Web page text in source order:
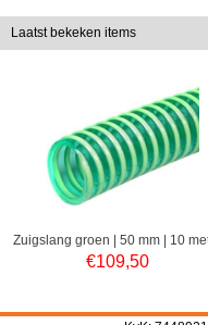
Laatst bekeken items
Zuigslang groen | 50 mm | 10
€109,50